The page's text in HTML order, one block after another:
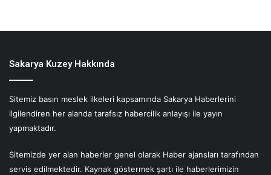
Sakarya Kuzey Hakkında
Sitemiz basın meslek ilkeleri kapsamında Sakarya Haberlerini
ilgilendiren her alanda tarafsız habercilik anlayışı ile yayın
yapmaktadır.
Sitemizde yer alan haberler genel olarak Haber ajansları tarafından
servis edilmektedir. Kaynak göstermek şartı ile haberlerimizin